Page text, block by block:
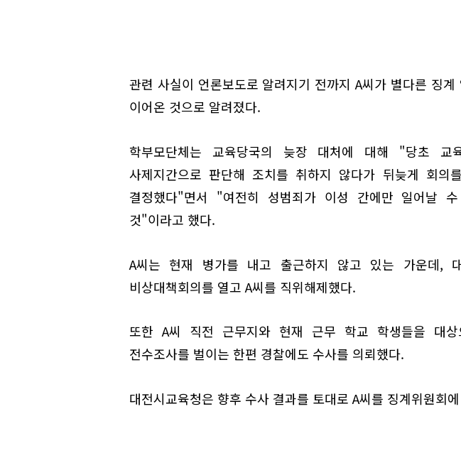
관련 사실이 언론보도로 알려지기 전까지 A씨가 별다른 징
이어온 것으로 알려졌다.
학부모단체는 교육당국의 늦장 대처에 대해 "당초 교
사제지간으로 판단해 조치를 취하지 않다가 뒤늦게 회의
결정했다"면서 "여전히 성범죄가 이성 간에만 일어날
것"이라고 했다.
A씨는 현재 병가를 내고 출근하지 않고 있는 가운데,
비상대책회의를 열고 A씨를 직위해제했다.
또한 A씨 직전 근무지와 현재 근무 학교 학생들을 대
전수조사를 벌이는 한편 경찰에도 수사를 의뢰했다.
대전시교육청은 향후 수사 결과를 토대로 A씨를 징계위원회